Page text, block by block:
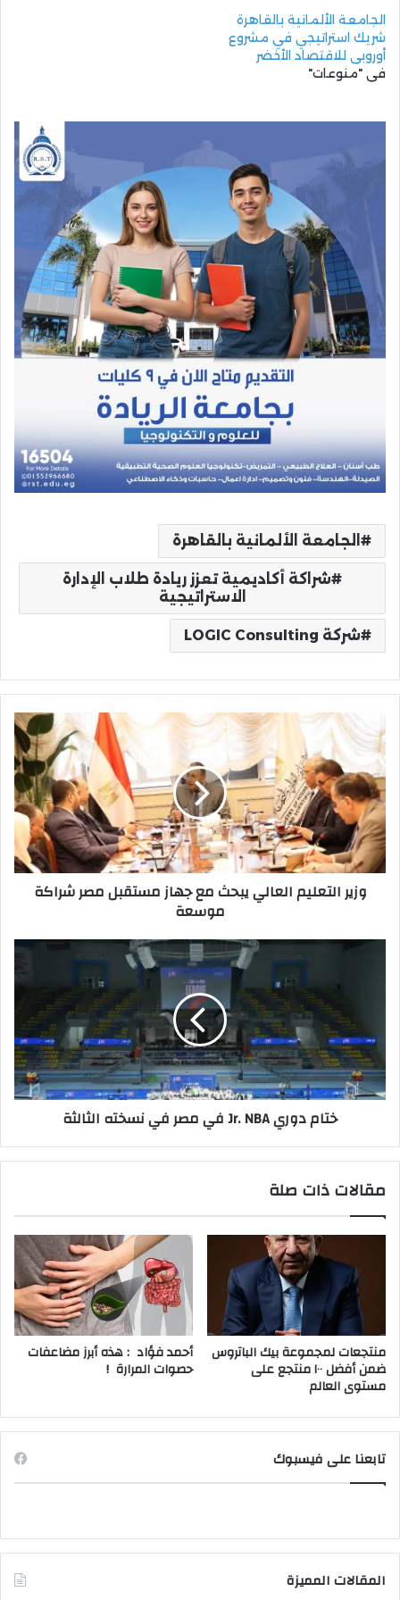
الجامعة الألمانية بالقاهرة
شريك استراتيجي في مشروع
أوروبي للاقتصاد الأخضر
في "منوعات"
الجامعة الألمانية بالقاهرة
شراكة أكاديمية تعزز ريادة طلاب الإدارة
الاستراتيجية
شركة LOGIC Consulting
التعليم
العالي
يبحث
مع
جهاز
مستقبل
مصر
شراكة
موسعة
وزير التعليم العالي يبحث مع جهاز مستقبل مصر شراكة
موسعة
مصر
في
نسخته
الثالثة
ختام دوري Jr. NBA في مصر في نسخته الثالثة
مقالات ذات صلة
منتجعات لمجموعة بيك الباتروس
ضمن أفضل ١٠٠ منتجع على
مستوى العالم
أحمد فؤاد : هذه أبرز مضاعفات
حصوات المرارة !
تابعنا على فيسبوك
المقالات المميزة